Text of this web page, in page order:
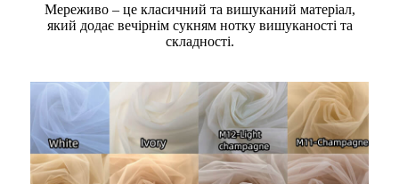
Мереживо – це класичний та вишуканий матеріал,
який додає вечірнім сукням нотку вишуканості та
складності.